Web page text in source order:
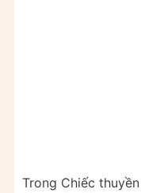
Trong Chiếc